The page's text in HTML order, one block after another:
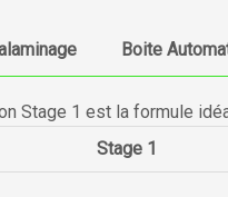
Boite
Stage 1 est la formule
Stage 1